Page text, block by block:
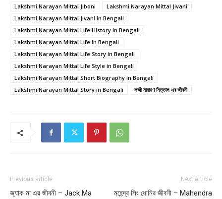
Lakshmi Narayan Mittal Jiboni
Lakshmi Narayan Mittal Jivani
Lakshmi Narayan Mittal Jivani in Bengali
Lakshmi Narayan Mittal Life History in Bengali
Lakshmi Narayan Mittal Life in Bengali
Lakshmi Narayan Mittal Life Story in Bengali
Lakshmi Narayan Mittal Life Style in Bengali
Lakshmi Narayan Mittal Short Biography in Bengali
Lakshmi Narayan Mittal Story in Bengali
লক্ষ্মী নারায়ণ মিত্তাল এর জীবনী
Previous article
জ্যাক মা এর জীবনী – Jack Ma
Next article
মহেন্দ্র সিং ধোনির জীবনী – Mahendra